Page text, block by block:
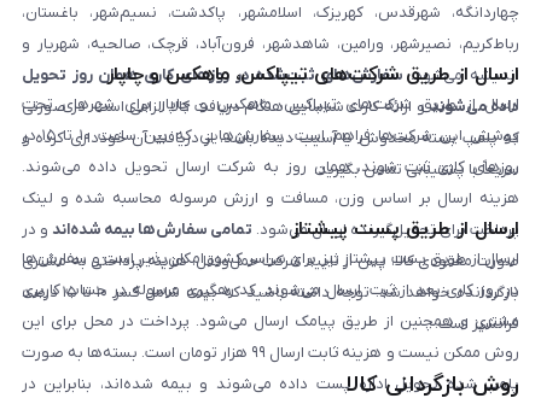
چهاردانگه، شهرقدس، کهریزک، اسلامشهر، پاکدشت، نسیم‌شهر، باغستان،
رباط‌کریم، نصیرشهر، ورامین، شاهدشهر، فرون‌آباد، قرچک، صالحیه، شهریار و
اندیشه می‌شود. سفارش‌های ثبت‌شده در روزهای کاری همان روز تحویل
داده می‌شوندو ارائه کارت شناسایی هنگام دریافت کالا الزامی است. در صورتی
که پلمپ بسته مخدوش یا آسیب دیده باشد، از دریافت آن خودداری کرده و
سریعاً با پشتیبانی تماس بگیرید.
ارسال از طریق شرکت‌های تیپاکس، ماهکس و چاپار
ارسال از طریق شرکت‌های تیپاکس، ماهکس و چاپار برای شهرهای تحت
پوشش این شرکت‌ها فراهم است. سفارش‌هایی که بین ساعت ۱۰ تا ۱۵ در
روزهای کاری ثبت شوند، همان روز به شرکت ارسال تحویل داده می‌شوند.
هزینه ارسال بر اساس وزن، مسافت و ارزش مرسوله محاسبه شده و لینک
پرداخت برای تحویل‌گیرنده ارسال می‌شود. تمامی سفارش‌ها بیمه شده‌اند و در
صورت مفقودی کالا، پس از تایید شرکت حمل‌ونقل، هزینه پرداختی به مشتری
بازگردانده خواهد شد. توجه داشته باشید که بیمه شامل کسر ۱۰ تا ۱۵ درصد
فرانشیز است.
ارسال از طریق پست پیشتاز
ارسال از طریق پست پیشتاز نیز برای سراسر کشور امکان‌پذیر است و سفارش‌ها
در روز کاری بعد از ثبت، ارسال می‌شوند. کد رهگیری مرسوله در حساب کاربری
مشتری و همچنین از طریق پیامک ارسال می‌شود. پرداخت در محل برای این
روش ممکن نیست و هزینه ثابت ارسال ۹۹ هزار تومان است. بسته‌ها به صورت
پلمپ شده تحویل اداره پست داده می‌شوند و بیمه شده‌اند، بنابراین در
روش بازگردانی کالا